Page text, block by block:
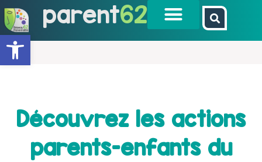
Ouvrir la barre d’outils
parent62
Découvrez les actions
parents-enfants du